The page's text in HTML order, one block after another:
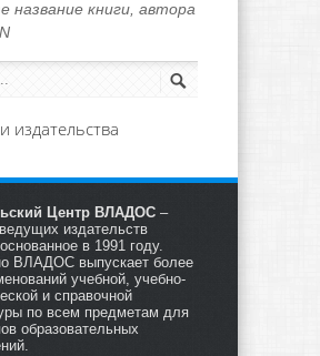
название книги, автора
издательства
Центр ВЛАДОС –
издательств
в 1991 году.
ВЛАДОС выпускает более
учебной, учебно-
и справочной
по всем предметам для
образовательных